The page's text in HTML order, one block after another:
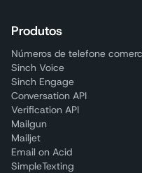
Produtos
Números de telefone
Sinch Voice
Sinch Engage
Conversation API
Verification API
Mailgun
Mailjet
Email on Acid
SimpleTexting